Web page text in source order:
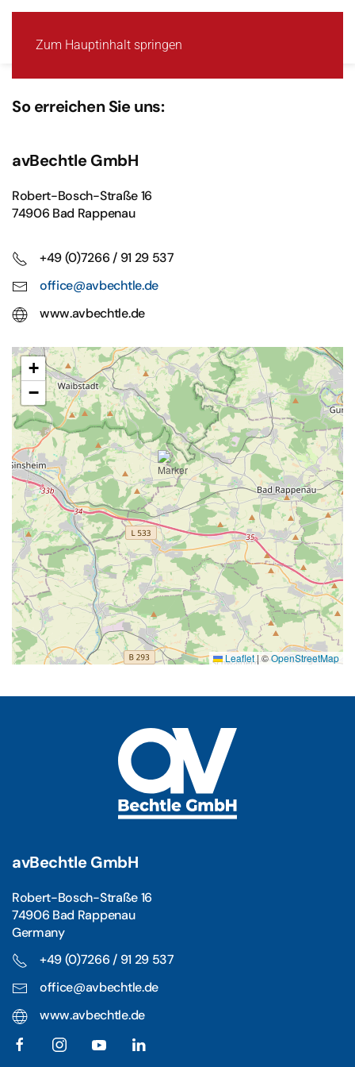
Zum Hauptinhalt springen
So erreichen Sie uns:
avBechtle GmbH
Robert-Bosch-Straße 16
74906 Bad Rappenau
+49 (0)7266 / 91 29 537
office@avbechtle.de
www.avbechtle.de
+
−
Leaflet| ©OpenStreetMap
avBechtle GmbH
Robert-Bosch-Straße 16
74906 Bad Rappenau
Germany
+49 (0)7266 / 91 29 537
office@avbechtle.de
www.avbechtle.de